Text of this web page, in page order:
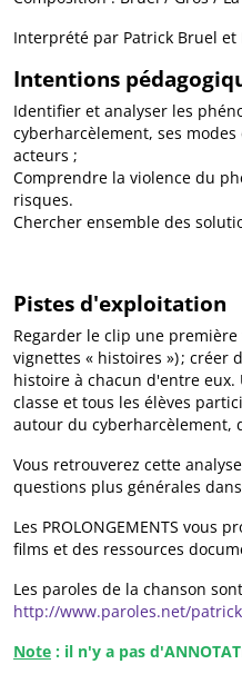
Interprété par Patrick Bruel et
Intentions
Identifier et analyser les
cyberharcèlement, ses
acteurs ;
Comprendre la violence du
risques.
Chercher ensemble des
Pistes d'exploitation
Regarder le clip une
vignettes « histoires ») ; créer
histoire à chacun d'entre
classe et tous les élèves
autour du cyberharcèlement,
Vous retrouverez cette
questions plus générales dans
Les PROLONGEMENTS vous
films et des ressources
Les paroles de la chanson
http://www.paroles.net/
Note : il n'y a pas